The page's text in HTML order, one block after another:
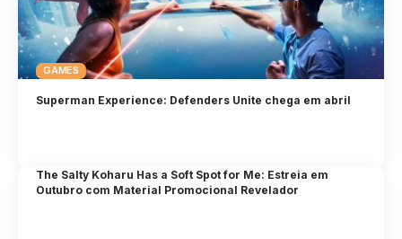
GAMES
Superman Experience: Defenders Unite chega em abril
The Salty Koharu Has a Soft Spot for Me: Estreia em
Outubro com Material Promocional Revelador